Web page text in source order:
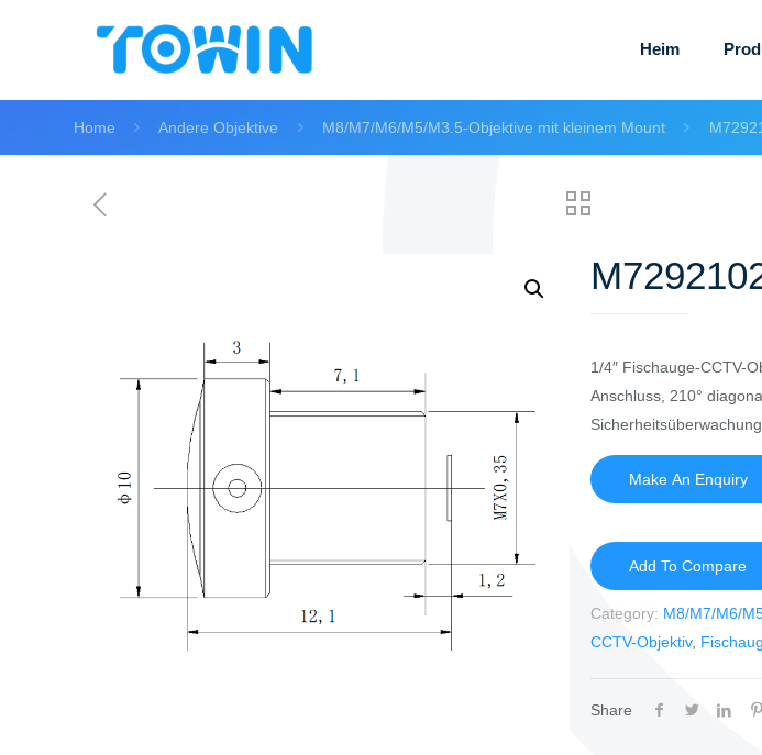
Heim
Home Andere Objektive M8/M7/M6/M5/M3.5-Objektive mit kleinem Mount
1/4″ Fischauge-CCTV-
Anschluss, 210°
Add To Compare
Category: M8/M7/M6/
CCTV-Objektiv,
Share